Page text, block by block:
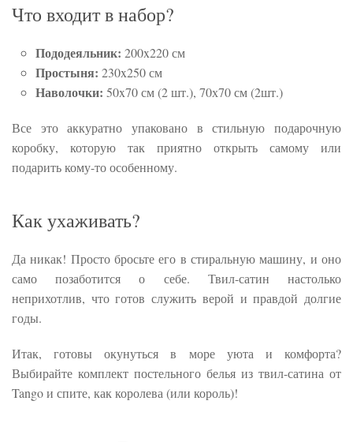
Что входит в набор?
Пододеяльник: 200x220 см
Простыня: 230x250 см
Наволочки: 50x70 см (2 шт.), 70х70 см (2шт.)
Все это аккуратно упаковано в стильную подарочную
коробку, которую так приятно открыть самому или
подарить кому-то особенному.
Как ухаживать?
Да никак! Просто бросьте его в стиральную машину, и оно
само позаботится о себе. Твил-сатин настолько
неприхотлив, что готов служить верой и правдой долгие
годы.
Итак, готовы окунуться в море уюта и комфорта?
Выбирайте комплект постельного белья из твил-сатина от
Tango и спите, как королева (или король)!